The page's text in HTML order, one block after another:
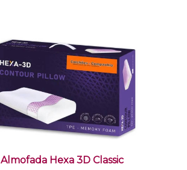
Almofada Hexa 3D Classic